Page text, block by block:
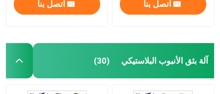
اتصل بنا اتصل بنا
آلة بثق الأنبوب البلاستيكي (30)